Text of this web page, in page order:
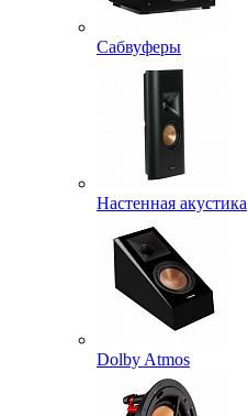
Сабвуферы
Настенная акустика
Dolby Atmos